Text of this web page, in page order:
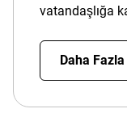
vatandaşlığa
Daha